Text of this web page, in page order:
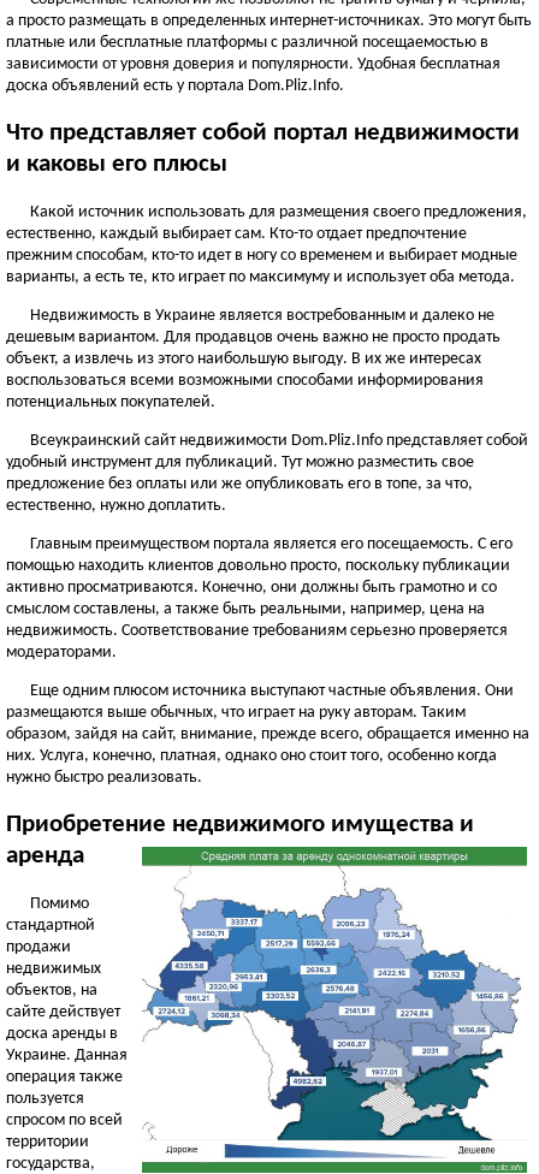
Новоднестровск
Вижница
Смотреть всё
Севастополь
Керчь
Смотреть всё
а просто размещать в определенных интернет-источниках. Это могут быть
платные или бесплатные платформы с различной посещаемостью в
зависимости от уровня доверия и популярности. Удобная бесплатная
доска объявлений есть у портала Dom.Pliz.Info.
Что представляет собой портал недвижимости
и каковы его плюсы
Какой источник использовать для размещения своего предложения,
естественно, каждый выбирает сам. Кто-то отдает предпочтение
прежним способам, кто-то идет в ногу со временем и выбирает модные
варианты, а есть те, кто играет по максимуму и использует оба метода.
Недвижимость в Украине является востребованным и далеко не
дешевым вариантом. Для продавцов очень важно не просто продать
объект, а извлечь из этого наибольшую выгоду. В их же интересах
воспользоваться всеми возможными способами информирования
потенциальных покупателей.
Всеукраинский сайт недвижимости Dom.Pliz.Info представляет собой
удобный инструмент для публикаций. Тут можно разместить свое
предложение без оплаты или же опубликовать его в топе, за что,
естественно, нужно доплатить.
Главным преимуществом портала является его посещаемость. С его
помощью находить клиентов довольно просто, поскольку публикации
активно просматриваются. Конечно, они должны быть грамотно и со
смыслом составлены, а также быть реальными, например, цена на
недвижимость. Соответствование требованиям серьезно проверяется
модераторами.
Еще одним плюсом источника выступают частные объявления. Они
размещаются выше обычных, что играет на руку авторам. Таким
образом, зайдя на сайт, внимание, прежде всего, обращается именно на
них. Услуга, конечно, платная, однако оно стоит того, особенно когда
нужно быстро реализовать.
Приобретение недвижимого имущества и
аренда
Помимо
стандартной
продажи
недвижимых
объектов, на
сайте действует
доска аренды в
Украине. Данная
операция также
пользуется
спросом по всей
территории
государства,